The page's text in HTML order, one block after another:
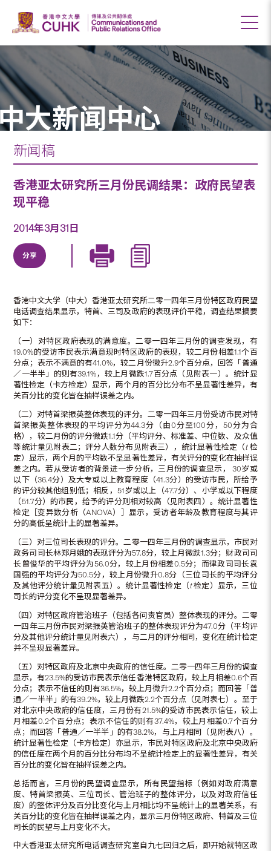
大新闻中心
新闻稿
香港亚太研究所三月份民调结果：政府民望表
现平稳
2014年3月31日
分享
香港中文大学（中大）香港亚太研究所二零一四年三月份特区政府民望
电话调查结果显示，特首、三司及政府的表现评价平稳，调查结果摘要
如下：
（一）对特区政府表现的满意度。二零一四年三月份的调查发现，有
19.0%的受访市民表示满意现时特区政府的表现，较二月份相差1.1个百
分点；表示不满意的有41.0%，较二月份微升2.9个百分点，回答「普通
／一半半」的则有39.1%，较上月微跌1.7百分点（见附表一）。统计显
著性检定（卡方检定）显示，两个月的百分比分布不呈显著性差异，有
关百分比的变化皆在抽样误差之内。
（二）对特首梁振英整体表现的评分。二零一四年三月份受访市民对特
首梁振英整体表现的平均评分为44.3分（由0分至100分，50分为合
格），较二月份的评分微跌1.1分（平均评分、标准差、中位数、及众值
等统计量见附表二；评分人数分布见附表三），统计显著性检定（t检
定）显示，两个月的平均数不呈显著性差异，有关评分的变化在抽样误
差之内。若从受访者的背景进一步分析，三月份的调查显示， 30岁或
以下（36.4分）及大专或以上教育程度（41.3分）的受访市民，所给予
的评分较其他组别低；相反，51岁或以上（47.7分）、小学或以下程度
（51.7分）的市民，给予的评分则相对较高（见附表四）。统计显著性
检定［变异数分析（ANOVA）］显示，受访者年龄及教育程度与其评
分的高低呈统计上的显著差异。
（三）对三位司长表现的评分。二零一四年三月份的调查显示，市民对
政务司司长林郑月娥的表现评分为57.8分，较上月微跌1.3分；财政司司
长曾俊华的平均评分为56.0分，较上月份相差0.5分；而律政司司长袁
国强的平均评分为50.5分，较上月份微升0.8分（三位司长的平均评分
及其他评分统计量见附表五）。统计显著性检定（t检定）显示，三位
司长的评分变化不呈现显著差异。
（四）对特区政府管治班子（包括各问责官员）整体表现的评分。二零
一四年三月份市民对梁振英管治班子的整体表现评分为47.0分（平均评
分及其他评分统计量见附表六），与二月的评分相同，变化在统计检定
并不呈现显著差异。
（五）对特区政府及北京中央政府的信任度。二零一四年三月份的调查
显示，有23.5%的受访市民表示信任香港特区政府，较上月相差0.6个百
分点；表示不信任的则有36.5%，较上月微升2.2个百分点；而回答「普
通／一半半」的有39.2%，较上月微跌2.2个百分点（见附表七）。至于
对北京中央政府的信任度，三月份有21.5%的受访市民表示信任，较上
月相差0.2个百分点；表示不信任的则有37.4%，较上月相差0.7个百分
点；而回答「普通／一半半」的有38.2%，与上月相同（见附表八）。
统计显著性检定（卡方检定）亦显示，市民对特区政府及北京中央政府
的信任度在两个月的百分比分布均不呈统计检定上的显著性差异，有关
百分比的变化皆在抽样误差之内。
总括而言，三月份的民望调查显示，所有民望指标（例如对政府满意
度、特首梁振英、三位司长、管治班子的整体评分，以及对政府信任
度）的整体评分及百分比变化与上月相比均不呈统计上的显著关系，有
关百分比的变化皆在抽样误差之内，显示三月份特区政府、特首及三位
司长的民望与上月变化不大。
中大香港亚太研究所电话调查研究室自九七回归之后，即开始就特区政